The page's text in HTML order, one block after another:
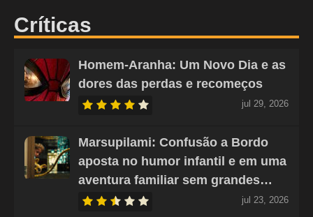
Críticas
Homem-Aranha: Um Novo Dia e as
dores das perdas e recomeços
jul 29, 2026
Marsupilami: Confusão a Bordo
aposta no humor infantil e em uma
aventura familiar sem grandes…
jul 23, 2026